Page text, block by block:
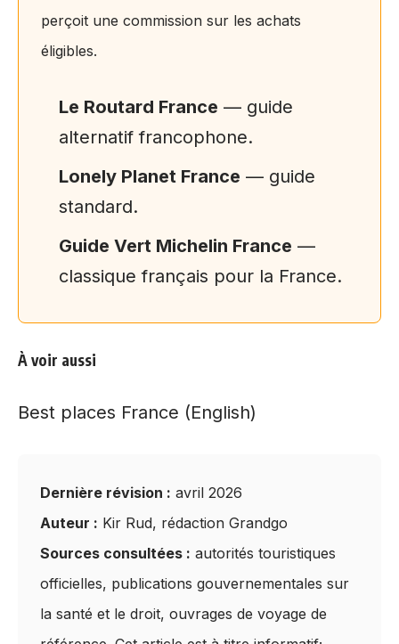
perçoit une commission sur les achats
éligibles.
Le Routard France — guide
alternatif francophone.
Lonely Planet France — guide
standard.
Guide Vert Michelin France —
classique français pour la France.
À voir aussi
Best places France (English)
Dernière révision : avril 2026
Auteur : Kir Rud, rédaction Grandgo
Sources consultées : autorités touristiques
officielles, publications gouvernementales sur
la santé et le droit, ouvrages de voyage de